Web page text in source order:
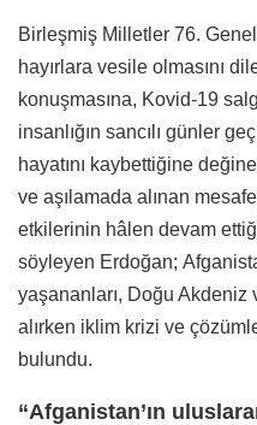
Birleşmiş Milletler 76.
hayırlara vesile olmasını
konuşmasına, Kovid-19
insanlığın sancılı günler
hayatını kaybettiğine
ve aşılamada alınan
etkilerinin hâlen devam
söyleyen Erdoğan;
yaşananları, Doğu Akdeniz
alırken iklim krizi ve
bulundu.
“Afganistan’ın